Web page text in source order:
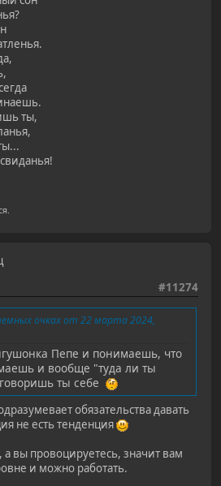
ты,
#11274
очках от 22 марта 2024,
Пепе и понимаешь, что
и вообще "туда ли ты
ты себе
обязательства давать
не есть тенденция
а вы провоцируетесь, значит вам
и можно работать.